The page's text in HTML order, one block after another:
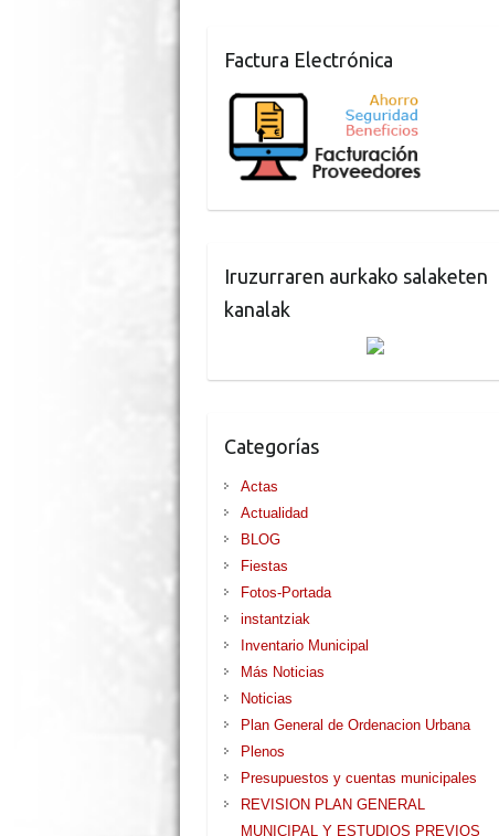
Factura Electrónica
Iruzurraren aurkako salaketen
kanalak
Categorías
Actas
Actualidad
BLOG
Fiestas
Fotos-Portada
instantziak
Inventario Municipal
Más Noticias
Noticias
Plan General de Ordenacion Urbana
Plenos
Presupuestos y cuentas municipales
REVISION PLAN GENERAL
MUNICIPAL Y ESTUDIOS PREVIOS